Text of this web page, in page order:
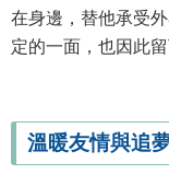
在身邊，替他承受
定的一面，也因此留
溫暖友情與追